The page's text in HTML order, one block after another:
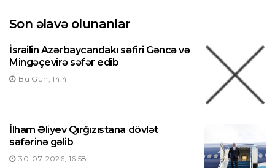
Son əlavə olunanlar
İsrailin Azərbaycandakı səfiri Gəncə və
Mingəçevirə səfər edib
Bu Gün, 14:41
İlham Əliyev Qırğızıstana dövlət
səfərinə gəlib
30-07-2026, 16:58